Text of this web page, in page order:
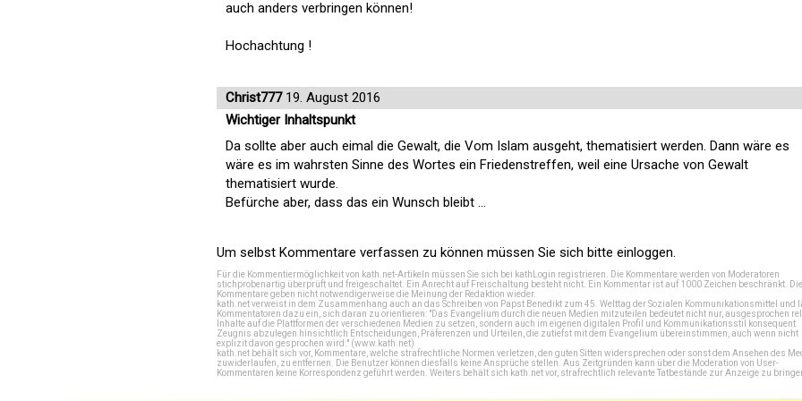
auch anders verbringen können!
Hochachtung !
Christ77719. August 2016
Wichtiger Inhaltspunkt
Da sollte aber auch eimal die Gewalt, die Vom Islam ausgeht, thematisiert werden. Dann wäre es
wäre es im wahrsten Sinne des Wortes ein Friedenstreffen, weil eine Ursache von Gewalt
thematisiert wurde.
Befürche aber, dass das ein Wunsch bleibt ...
Um selbst Kommentare verfassen zu können müssen Sie sich bitte einloggen.
Für die Kommentiermöglichkeit von kath.net-Artikeln müssen Sie sich bei kathLogin registrieren . Die Kommentare werden von Moderatoren
stichprobenartig überprüft und freigeschaltet. Ein Anrecht auf Freischaltung besteht nicht. Ein Kommentar ist auf 1000 Zeichen beschränkt. Die
Kommentare geben nicht notwendigerweise die Meinung der Redaktion wieder.
kath.net verweist in dem Zusammenhang auch an das Schreiben von Papst Benedikt zum 45. Welttag der Sozialen Kommunikationsmittel und
Kommentatoren dazu ein, sich daran zu orientieren: "Das Evangelium durch die neuen Medien mitzuteilen bedeutet nicht nur, ausgesprochen
Inhalte auf die Plattformen der verschiedenen Medien zu setzen, sondern auch im eigenen digitalen Profil und Kommunikationsstil konsequent
Zeugnis abzulegen hinsichtlich Entscheidungen, Präferenzen und Urteilen, die zutiefst mit dem Evangelium übereinstimmen, auch wenn nicht
explizit davon gesprochen wird." (www.kath.net)
kath.net behält sich vor, Kommentare, welche strafrechtliche Normen verletzen, den guten Sitten widersprechen oder sonst dem Ansehen des
zuwiderlaufen, zu entfernen. Die Benutzer können diesfalls keine Ansprüche stellen. Aus Zeitgründen kann über die Moderation von User-
Kommentaren keine Korrespondenz geführt werden. Weiters behält sich kath.net vor, strafrechtlich relevante Tatbestände zur Anzeige zu